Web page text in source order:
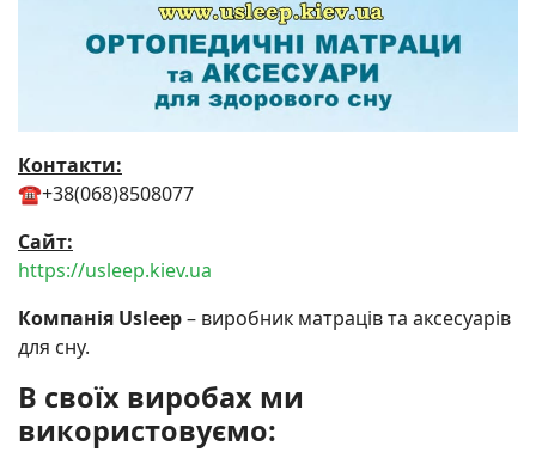
Контакти:
☎️+38(068)8508077
Сайт:
https://usleep.kiev.ua
Компанія Usleep– виробник матраців та аксесуарів
для сну.
В своїх виробах ми
використовуємо: